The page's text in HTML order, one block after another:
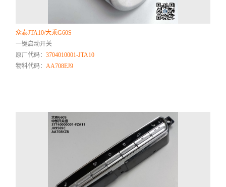
众泰JTA10/大乘G60S
一键启动开关
原厂代码：3704010001-JTA10
物料代码：AA708EJ9